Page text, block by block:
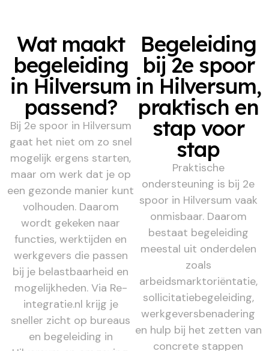
Wat maakt
begeleiding
in Hilversum
passend?
Bij 2e spoor in Hilversum
gaat het niet om zo snel
mogelijk ergens starten,
maar om werk dat je op
een gezonde manier kunt
volhouden. Daarom
wordt gekeken naar
functies, werktijden en
werkgevers die passen
bij je belastbaarheid en
mogelijkheden. Via Re-
integratie.nl krijg je
sneller zicht op bureaus
en begeleiding in
Begeleiding
bij 2e spoor
in Hilversum,
praktisch en
stap voor
stap
Praktische
ondersteuning is bij 2e
spoor in Hilversum vaak
onmisbaar. Daarom
bestaat begeleiding
meestal uit onderdelen
zoals
arbeidsmarktoriëntatie,
sollicitatiebegeleiding,
werkgeversbenadering
en hulp bij het zetten van
concrete stappen